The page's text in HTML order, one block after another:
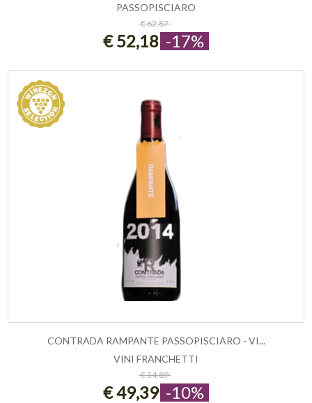
ESAURITO
PASSOPISCIARO
€ 62,87
€ 52,18 -17%
ESAURITO
CONTRADA RAMPANTE PASSOPISCIARO - VI...
VINI FRANCHETTI
€ 54,89
€ 49,39 -10%